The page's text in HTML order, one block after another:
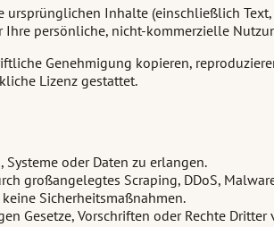
Inhalte (einschließlich
persönliche, nicht-kommerzielle
Genehmigung kopieren,
Lizenz gestattet.
oder Daten zu erlangen.
großangelegtes Scraping, DDoS,
Sicherheitsmaßnahmen.
Gesetze, Vorschriften oder Rechte Dritter